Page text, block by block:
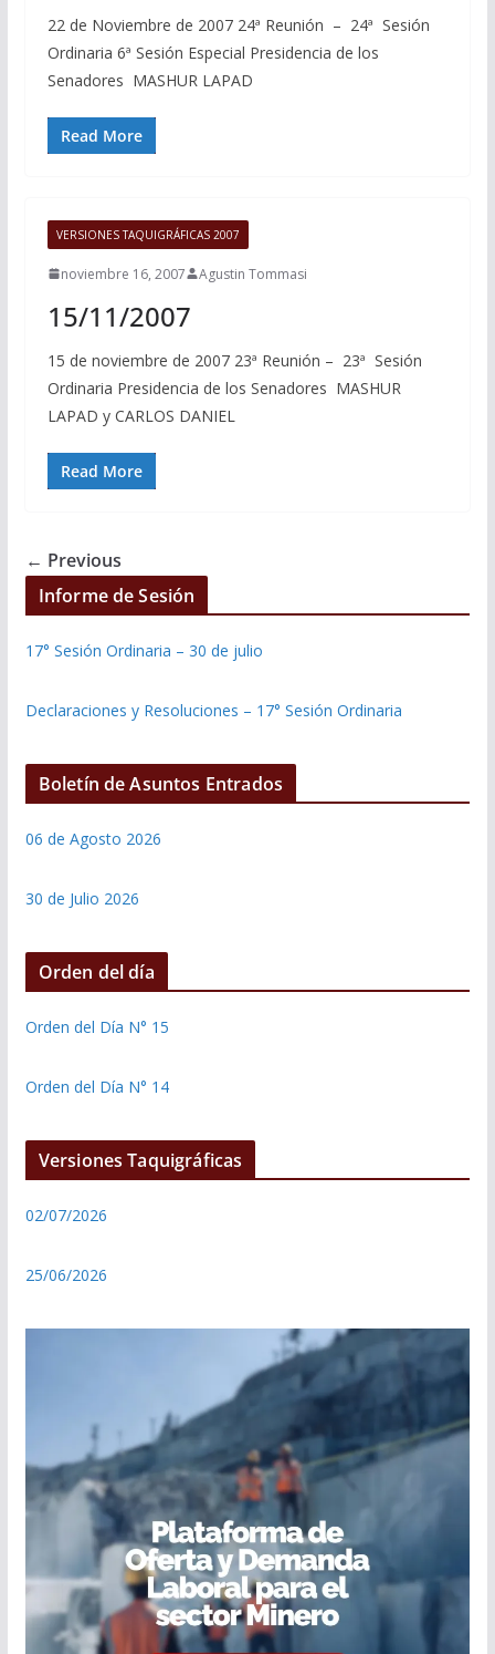
22 de Noviembre de 2007 24ª Reunión – 24ª Sesión
Ordinaria 6ª Sesión Especial Presidencia de los
Senadores MASHUR LAPAD
Read More
VERSIONES TAQUIGRÁFICAS 2007
noviembre 16, 2007 Agustin Tommasi
15/11/2007
15 de noviembre de 2007 23ª Reunión – 23ª Sesión
Ordinaria Presidencia de los Senadores MASHUR
LAPAD y CARLOS DANIEL
Read More
← Previous
Informe de Sesión
17° Sesión Ordinaria – 30 de julio
Declaraciones y Resoluciones – 17° Sesión Ordinaria
Boletín de Asuntos Entrados
06 de Agosto 2026
30 de Julio 2026
Orden del día
Orden del Día N° 15
Orden del Día N° 14
Versiones Taquigráficas
02/07/2026
25/06/2026